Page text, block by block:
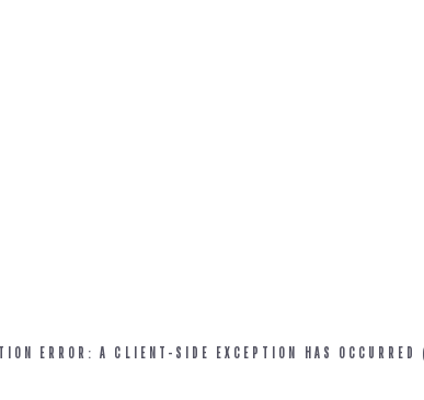
ERROR: A CLIENT-SIDE EXCEPTION HAS